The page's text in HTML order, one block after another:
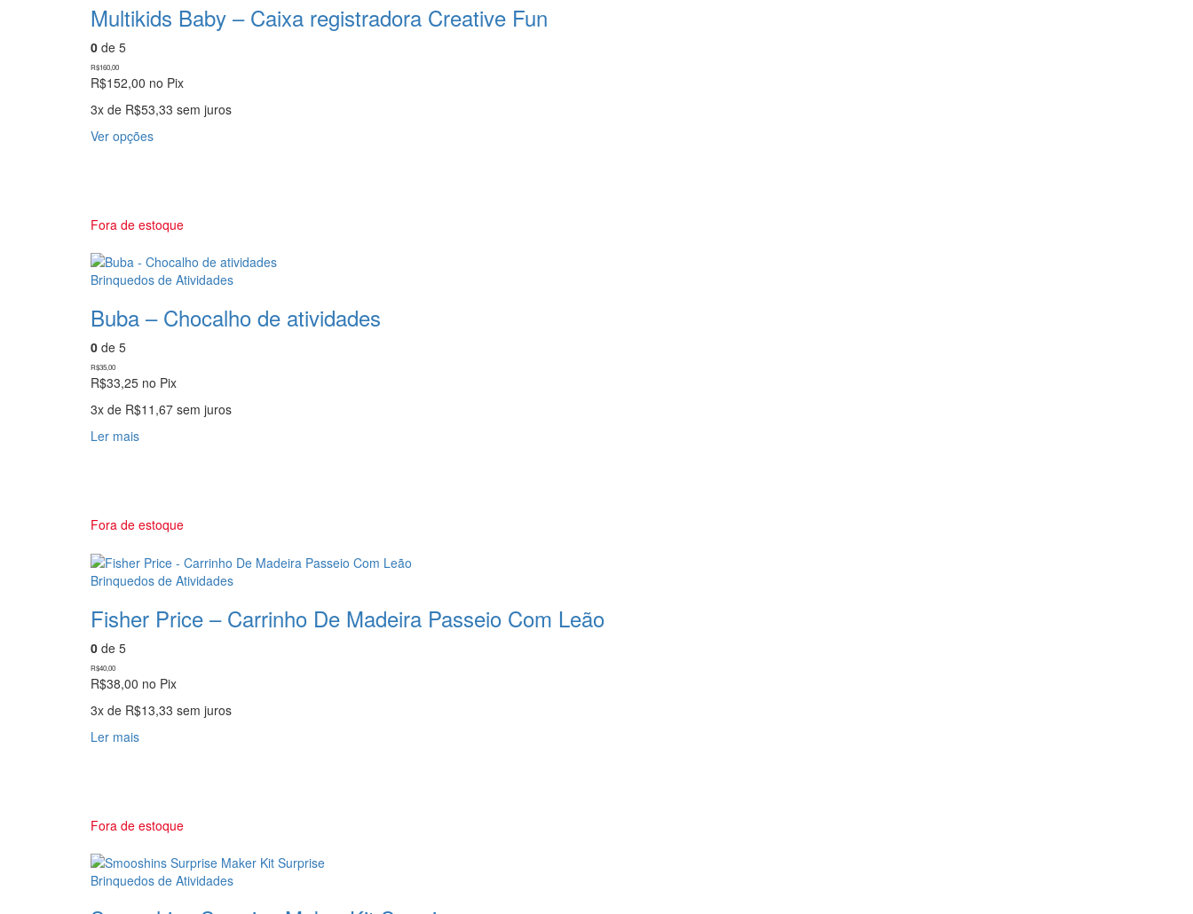
Multikids Baby – Caixa registradora Creative Fun
0 de 5
R$160,00
R$152,00 no Pix
3x de R$53,33 sem juros
Ver opçõesEste
As
podem
ser
na
página
Fora de estoque
Brinquedos de Atividades
Buba – Chocalho de atividades
0 de 5
R$35,00
R$33,25 no Pix
3x de R$11,67 sem juros
Ler mais
Fora de estoque
Brinquedos de Atividades
Fisher Price – Carrinho De Madeira Passeio Com Leão
0 de 5
R$40,00
R$38,00 no Pix
3x de R$13,33 sem juros
Ler mais
Fora de estoque
Brinquedos de Atividades